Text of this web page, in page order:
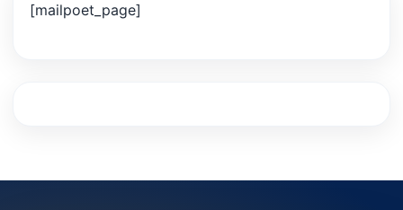
[mailpoet_page]